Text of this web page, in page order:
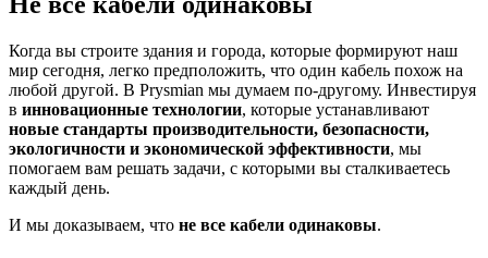
Когда вы строите здания и города, которые формируют наш
мир сегодня, легко предположить, что один кабель похож на
любой другой. В Prysmian мы думаем по-другому. Инвестируя
в инновационные технологии, которые устанавливают
новые стандарты производительности, безопасности,
экологичности и экономической эффективности, мы
помогаем вам решать задачи, с которыми вы сталкиваетесь
каждый день.
И мы доказываем, что не все кабели одинаковы.